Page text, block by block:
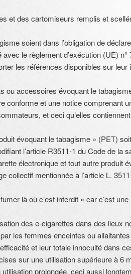
et des cartomiseurs remplis et
soient dans l’obligation de
le règlement d’exécution (UE) n°
les références disponibles sur leur
ou accessoires évoquant le
conforme et une notice comprenant
et ceci qu’elles
évoquant le tabagisme » (PET)
l’article R3511-1 du Code de la
électronique et tout autre produit
collectif mentionnée à l’article L.
là où c’est interdit » car c’est une
des e-cigarettes dans des lieux
les femmes enceintes ou
et leur totale innocuité dans
sur une utilisation supérieure à 6
prolongée, ceci aussi